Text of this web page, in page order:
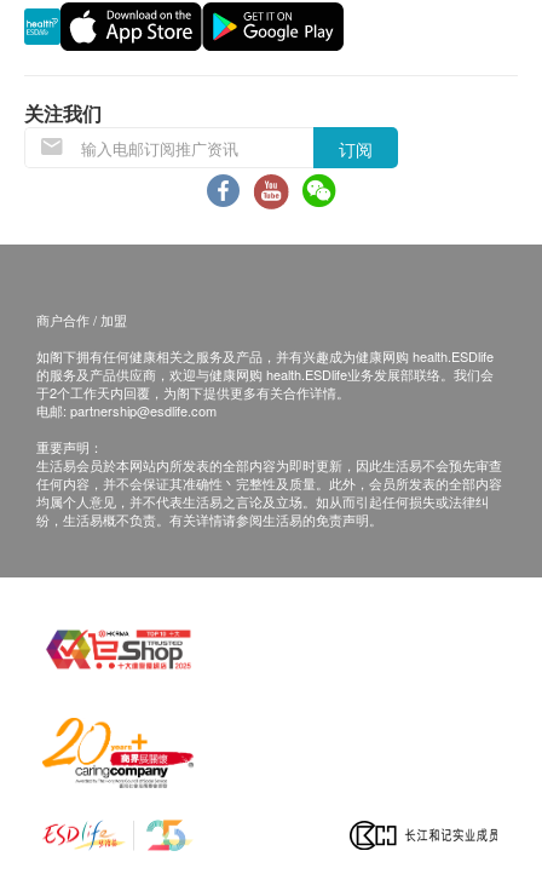
产品介绍
- 2秒即热，水温可调节由25度至100度， 省时省电
所有订单须视乎相关货品的供应情况再作最后确
认。倘若生活易未能提供任何订单上的货品，生活
或电邮通知顾客再作安排。
1. 货品质量保证，于顾客收到产品当日起计，使用期
1. 当顾客收取已订购之货品时，有责任检查货品是否
有损毁情况，一经确认签收，恕不接受退换。
2. 退换产品必须包装完整，如退换之产品有任何残缺
或过期退回，供应商有权不受理。
3. 如有其他损坏或遗漏查询，顾客必须保留有效收据
正本，并于送货后3个工作天内按下列方式联络生活
易客户服务部跟进。
关注我们
订阅
商户合作 / 加盟
如阁下拥有任何健康相关之服务及产品，并有兴趣成为健康网购 health.ESDlife
的服务及产品供应商，欢迎与健康网购 health.ESDlife业务发展部联络。我们会
于2个工作天内回覆，为阁下提供更多有关合作详情。
电邮: partnership@esdlife.com
重要声明：
生活易会员於本网站内所发表的全部内容为即时更新，因此生活易不会预先审查
任何内容，并不会保证其准确性丶完整性及质量。此外，会员所发表的全部内容
均属个人意见，并不代表生活易之言论及立场。如从而引起任何损失或法律纠
纷，生活易概不负责。有关详情请参阅生活易的免责声明。